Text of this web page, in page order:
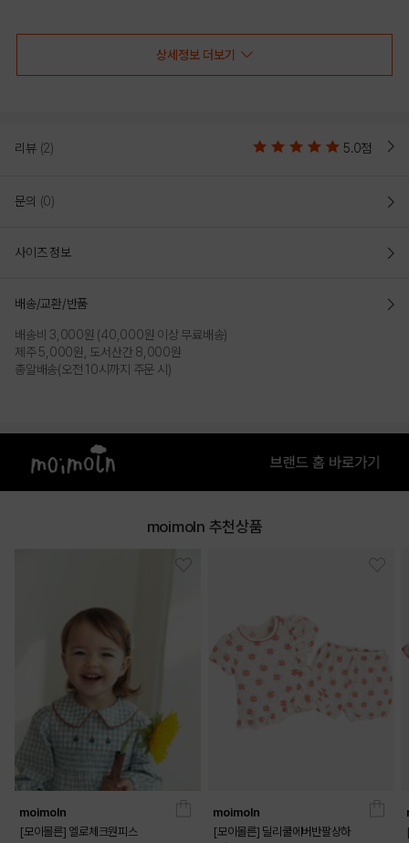
COLOR
상세정보 더보기
리뷰 (2) 5.0점
문의 (0)
사이즈 정보
배송/교환/반품
배송비 3,000원 (40,000원 이상 무료배송)
제주 5,000원, 도서산간 8,000원
총알배송(오전 10시까지 주문 시)
moimoln 추천상품
moimoln
[모이몰른] 엘로체크원피스
moimoln
[모이몰른] 딜리쿨에버반팔상하